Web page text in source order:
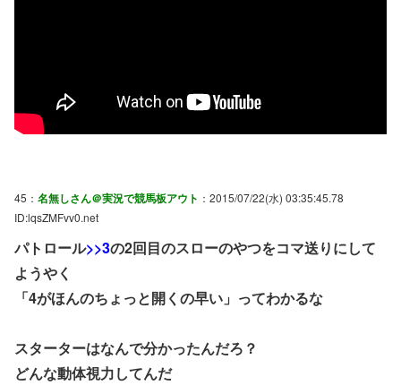
45： 名無しさん＠実況で競馬板アウト ：2015/07/22(水) 03:35:45.78
ID:lqsZMFvv0.net
パトロール>>3の2回目のスローのやつをコマ送りにして
ようやく
「4がほんのちょっと開くの早い」ってわかるな
スターターはなんで分かったんだろ？
どんな動体視力してんだ